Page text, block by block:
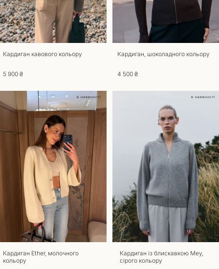
Повернення
Для повернення та обміну товару потрібна наявність документа, що
підтверджує покупку. Товари, що були у вживанні до повернення та
обміну не приймаються. Повернути товар можливо, якщо збережено
його товарний вигляд, ярлики та етикетки. Термін повернення та
обміну – 14 днів з моменту отримання замовлення. Звертаємо вашу
оплачується за рахунок покупця. У разі якщо ви отримали товар
Кардиган кавового кольору
5 900 ₴
Кардиган, шоколадного кольору
4 500 ₴
в наявності
Кардиган Ether, молочного
кольору
в наявності
Кардиган із блискавкою Mey,
сірого кольору